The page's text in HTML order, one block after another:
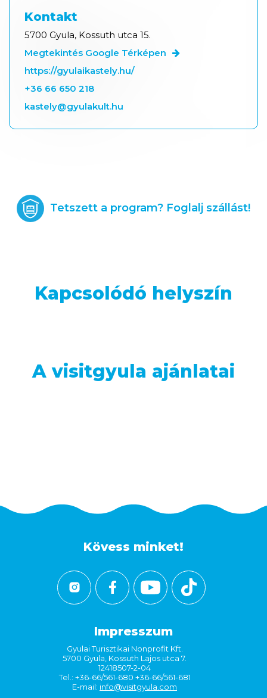
Kontakt
5700 Gyula, Kossuth utca 15.
Megtekintés Google Térképen
https://gyulaikastely.hu/
+36 66 650 218
kastely@gyulakult.hu
Tetszett a program? Foglalj szállást!
Kapcsolódó helyszín
A visitgyula ajánlatai
Kövess minket!
Impresszum
Gyulai Turisztikai Nonprofit Kft.
5700 Gyula, Kossuth Lajos utca 7.
12418507-2-04
Tel.: +36-66/561-680 +36-66/561-681
E-mail: info@visitgyula.com